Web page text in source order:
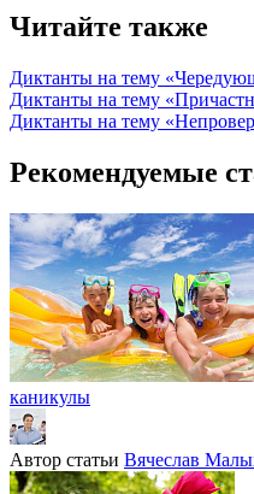
Читайте также
Диктанты на тему
Диктанты на тему
Диктанты на тему
Рекомендуемые
каникулы
Автор статьи Вячеслав